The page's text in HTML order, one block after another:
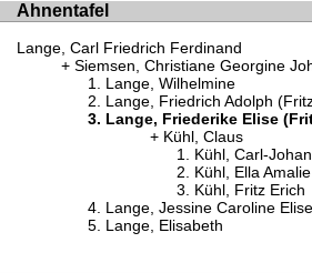
Ahnentafel
Lange, Carl Friedrich Ferdinand
Siemsen, Christiane Georgine
Lange, Wilhelmine
Lange, Friedrich Adolph
Lange, Friederike Elise
Kühl, Claus
Kühl, Carl-
Kühl, Ella
Kühl, Fritz Erich
Lange, Jessine Caroline Elise
Lange, Elisabeth